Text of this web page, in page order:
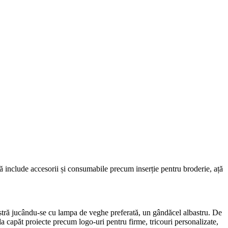
accesorii și consumabile precum inserție pentru broderie, ață
jucându-se cu lampa de veghe preferată, un gândăcel albastru. De
capăt proiecte precum logo-uri pentru firme, tricouri personalizate,